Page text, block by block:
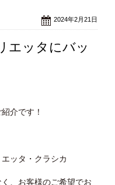
2024年2月21日
エッタにバッ
介です！
ッタ・クラシカ
、お客様のご希望でお